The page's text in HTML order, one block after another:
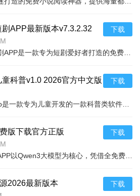
APP最新版本v7.3.2.32
下载
科普v1.0 2026官方中文版 下载
版下载官方正版
新版
下载
2026最新版本
下载